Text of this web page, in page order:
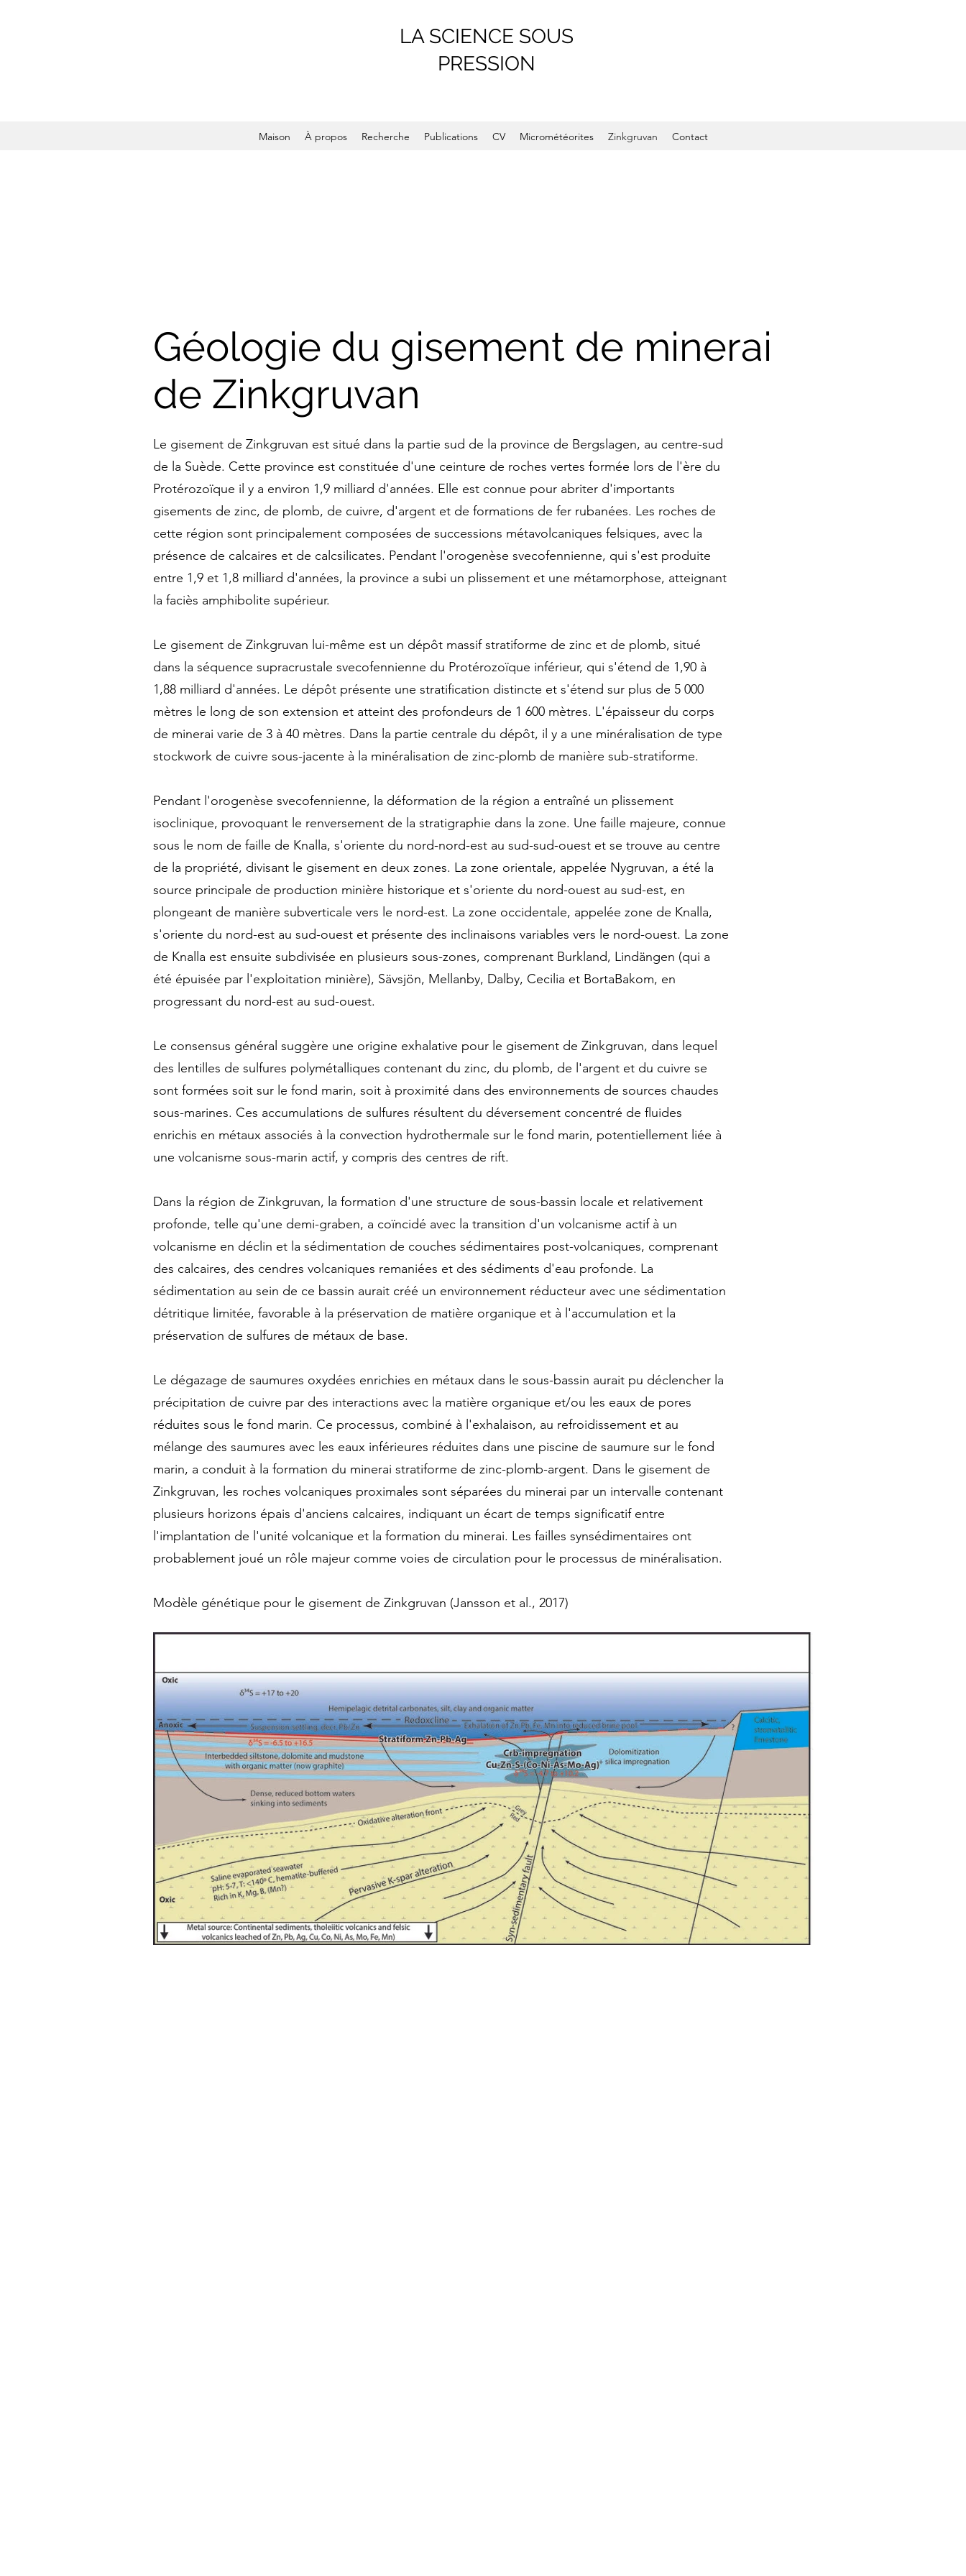
LA SCIENCE SOUS
PRESSION
Maison À propos Recherche Publications CV Micrométéorites Zinkgruvan Contact
Géologie du gisement de minerai
de Zinkgruvan
Le gisement de Zinkgruvan est situé dans la partie sud de la province de Bergslagen, au centre-sud
de la Suède. Cette province est constituée d'une ceinture de roches vertes formée lors de l'ère du
Protérozoïque il y a environ 1,9 milliard d'années. Elle est connue pour abriter d'importants
gisements de zinc, de plomb, de cuivre, d'argent et de formations de fer rubanées. Les roches de
cette région sont principalement composées de successions métavolcaniques felsiques, avec la
présence de calcaires et de calcsilicates. Pendant l'orogenèse svecofennienne, qui s'est produite
entre 1,9 et 1,8 milliard d'années, la province a subi un plissement et une métamorphose, atteignant
la faciès amphibolite supérieur.
Le gisement de Zinkgruvan lui-même est un dépôt massif stratiforme de zinc et de plomb, situé
dans la séquence supracrustale svecofennienne du Protérozoïque inférieur, qui s'étend de 1,90 à
1,88 milliard d'années. Le dépôt présente une stratification distincte et s'étend sur plus de 5 000
mètres le long de son extension et atteint des profondeurs de 1 600 mètres. L'épaisseur du corps
de minerai varie de 3 à 40 mètres. Dans la partie centrale du dépôt, il y a une minéralisation de type
stockwork de cuivre sous-jacente à la minéralisation de zinc-plomb de manière sub-stratiforme.
Pendant l'orogenèse svecofennienne, la déformation de la région a entraîné un plissement
isoclinique, provoquant le renversement de la stratigraphie dans la zone. Une faille majeure, connue
sous le nom de faille de Knalla, s'oriente du nord-nord-est au sud-sud-ouest et se trouve au centre
de la propriété, divisant le gisement en deux zones. La zone orientale, appelée Nygruvan, a été la
source principale de production minière historique et s'oriente du nord-ouest au sud-est, en
plongeant de manière subverticale vers le nord-est. La zone occidentale, appelée zone de Knalla,
s'oriente du nord-est au sud-ouest et présente des inclinaisons variables vers le nord-ouest. La zone
de Knalla est ensuite subdivisée en plusieurs sous-zones, comprenant Burkland, Lindängen (qui a
été épuisée par l'exploitation minière), Sävsjön, Mellanby, Dalby, Cecilia et BortaBakom, en
progressant du nord-est au sud-ouest.
Le consensus général suggère une origine exhalative pour le gisement de Zinkgruvan, dans lequel
des lentilles de sulfures polymétalliques contenant du zinc, du plomb, de l'argent et du cuivre se
sont formées soit sur le fond marin, soit à proximité dans des environnements de sources chaudes
sous-marines. Ces accumulations de sulfures résultent du déversement concentré de fluides
enrichis en métaux associés à la convection hydrothermale sur le fond marin, potentiellement liée à
une volcanisme sous-marin actif, y compris des centres de rift.
Dans la région de Zinkgruvan, la formation d'une structure de sous-bassin locale et relativement
profonde, telle qu'une demi-graben, a coïncidé avec la transition d'un volcanisme actif à un
volcanisme en déclin et la sédimentation de couches sédimentaires post-volcaniques, comprenant
des calcaires, des cendres volcaniques remaniées et des sédiments d'eau profonde. La
sédimentation au sein de ce bassin aurait créé un environnement réducteur avec une sédimentation
détritique limitée, favorable à la préservation de matière organique et à l'accumulation et la
préservation de sulfures de métaux de base.
Le dégazage de saumures oxydées enrichies en métaux dans le sous-bassin aurait pu déclencher la
précipitation de cuivre par des interactions avec la matière organique et/ou les eaux de pores
réduites sous le fond marin. Ce processus, combiné à l'exhalaison, au refroidissement et au
mélange des saumures avec les eaux inférieures réduites dans une piscine de saumure sur le fond
marin, a conduit à la formation du minerai stratiforme de zinc-plomb-argent. Dans le gisement de
Zinkgruvan, les roches volcaniques proximales sont séparées du minerai par un intervalle contenant
plusieurs horizons épais d'anciens calcaires, indiquant un écart de temps significatif entre
l'implantation de l'unité volcanique et la formation du minerai. Les failles synsédimentaires ont
probablement joué un rôle majeur comme voies de circulation pour le processus de minéralisation.
Modèle génétique pour le gisement de Zinkgruvan (Jansson et al., 2017)